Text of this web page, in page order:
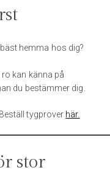
hemma hos dig?
kan känna på
du bestämmer dig.
tygprover här.
stor